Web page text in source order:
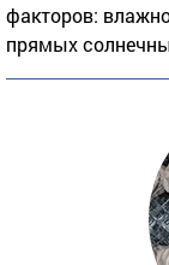
факторов:
прямых